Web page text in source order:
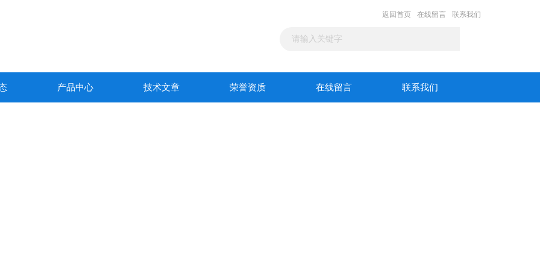
返回首页 在线留言 联系我们
产品中心 技术文章 荣誉资质 在线留言 联系我们